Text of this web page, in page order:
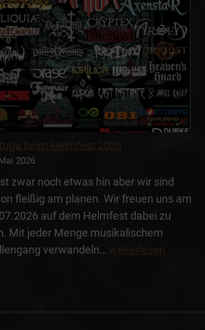
beim Helmfest 2026
2026
zwar noch etwas hin aber wir sind
fleißig am planen. Wir freuen uns am
auf dem Helmfest dabei zu
Mit jeder Menge musikalischem
verwandeln… Tortuga
weiterlesen